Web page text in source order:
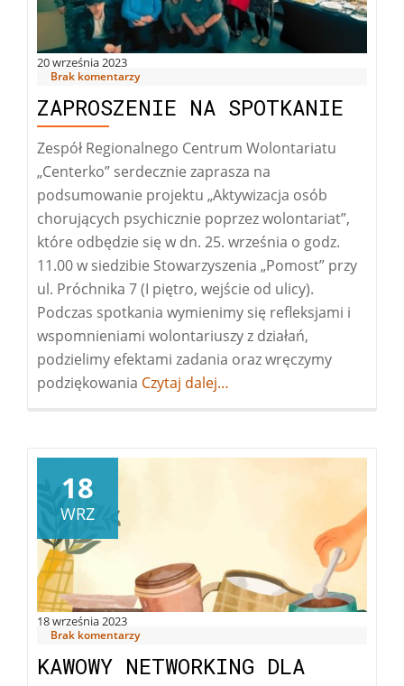
20 września 2023
Brak komentarzy
ZAPROSZENIE NA SPOTKANIE
Zespół Regionalnego Centrum Wolontariatu
„Centerko” serdecznie zaprasza na
podsumowanie projektu „Aktywizacja osób
chorujących psychicznie poprzez wolontariat”,
które odbędzie się w dn. 25. września o godz.
11.00 w siedzibie Stowarzyszenia „Pomost” przy
ul. Próchnika 7 (I piętro, wejście od ulicy).
Podczas spotkania wymienimy się refleksjami i
wspomnieniami wolontariuszy z działań,
podzielimy efektami zadania oraz wręczymy
podziękowania Więcej
spotkanie
Czytaj dalej…
18 września 2023
18
WRZ
Brak komentarzy
KAWOWY NETWORKING DLA